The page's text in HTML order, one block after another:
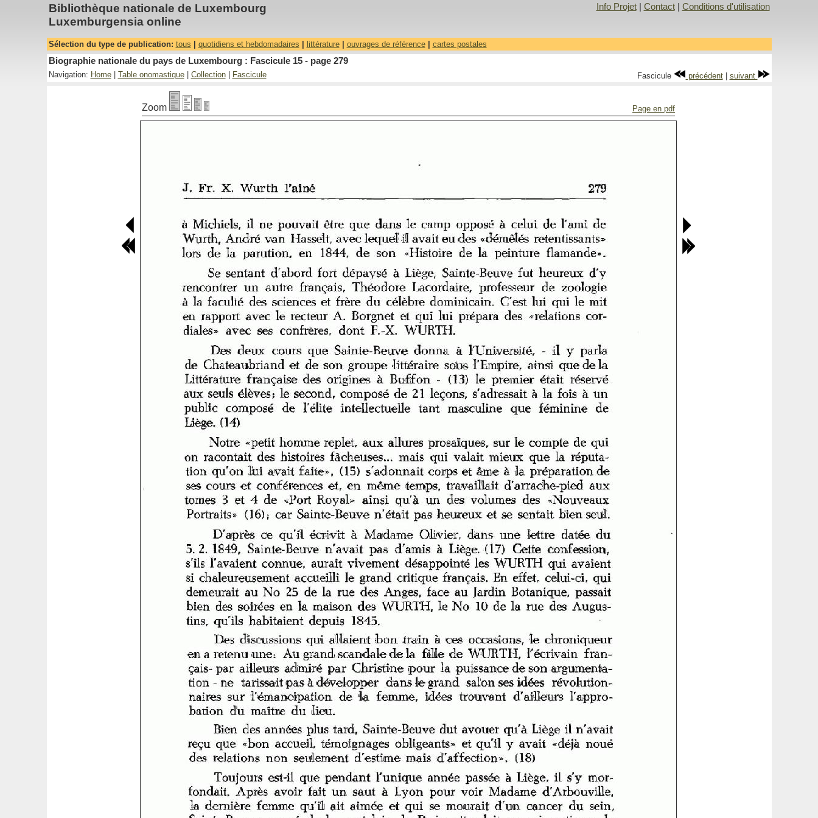
Bibliothèque nationale de Luxembourg
Luxemburgensia online
Info Projet| Contact| Conditions d'utilisation
Sélection du type de publication: tous quotidiens et hebdomadaires littérature| ouvrages de référence| cartes postales
Biographie nationale du pays de Luxembourg : Fascicule 15 - page 279
Navigation: Home| Table onomastique| Collection| Fascicule Fascicule précédent| suivant
Zoom Page en pdf